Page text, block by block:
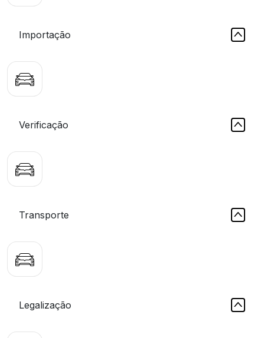
Importação
Verificação
Transporte
Legalização